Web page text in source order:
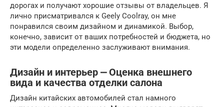
дорогах и получают хорошие отзывы от владельцев. Я
лично присматривался к Geely Coolray, он мне
понравился своим дизайном и динамикой. Выбор,
конечно, зависит от ваших потребностей и бюджета, но
эти модели определенно заслуживают внимания.
Дизайн и интерьер ⎼ Оценка внешнего
вида и качества отделки салона
Дизайн китайских автомобилей стал намного